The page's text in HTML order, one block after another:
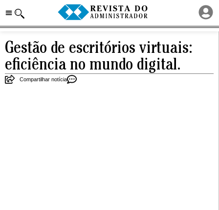
Gestão de escritórios virtuais:
eficiência no mundo digital.
Compartilhar notícia